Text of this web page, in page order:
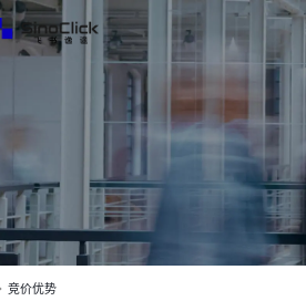
境电商全渠道效果营销
从
意
境电商全渠道效果营销
达
境电商全渠道效果营销
飞
行
竞价优势